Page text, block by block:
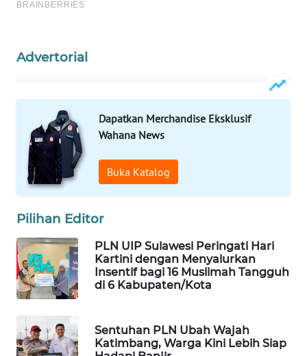
Advertorial
Dapatkan Merchandise Eksklusif
Wahana News
Buka Katalog
Pilihan Editor
PLN UIP Sulawesi Peringati Hari
Kartini dengan Menyalurkan
Insentif bagi 16 Muslimah Tangguh
di 6 Kabupaten/Kota
Sentuhan PLN Ubah Wajah
Katimbang, Warga Kini Lebih Siap
WAHANA
UMKM
WAHANA
SELEB
PERSONA
WAHANA
OTOMOTIF
WAHANA
HEALTH